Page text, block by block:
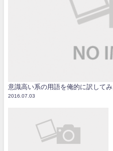
意識高い系の用語を俺的に訳して
2016.07.03